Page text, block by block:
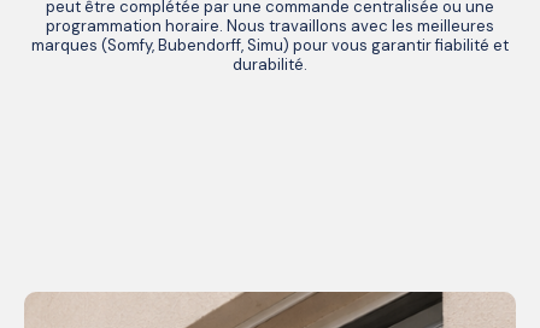
peut être complétée par une commande centralisée ou une
programmation horaire. Nous travaillons avec les meilleures
marques (Somfy, Bubendorff, Simu) pour vous garantir fiabilité et
durabilité.